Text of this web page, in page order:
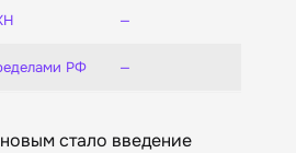
—
РФ —
стало введение